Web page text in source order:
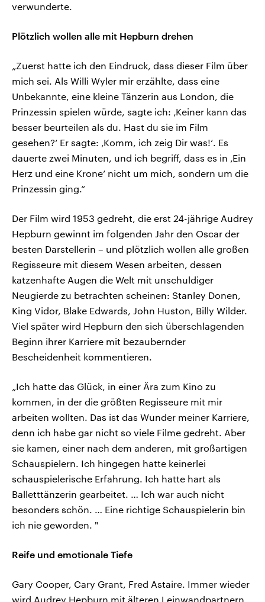
verwunderte.
Plötzlich wollen alle mit Hepburn drehen
„Zuerst hatte ich den Eindruck, dass dieser Film über
mich sei. Als Willi Wyler mir erzählte, dass eine
Unbekannte, eine kleine Tänzerin aus London, die
Prinzessin spielen würde, sagte ich: ‚Keiner kann das
besser beurteilen als du. Hast du sie im Film
gesehen?‘ Er sagte: ‚Komm, ich zeig Dir was!‘. Es
dauerte zwei Minuten, und ich begriff, dass es in ‚Ein
Herz und eine Krone‘ nicht um mich, sondern um die
Prinzessin ging.“
Der Film wird 1953 gedreht, die erst 24-jährige Audrey
Hepburn gewinnt im folgenden Jahr den Oscar der
besten Darstellerin – und plötzlich wollen alle großen
Regisseure mit diesem Wesen arbeiten, dessen
katzenhafte Augen die Welt mit unschuldiger
Neugierde zu betrachten scheinen: Stanley Donen,
King Vidor, Blake Edwards, John Huston, Billy Wilder.
Viel später wird Hepburn den sich überschlagenden
Beginn ihrer Karriere mit bezaubernder
Bescheidenheit kommentieren.
„Ich hatte das Glück, in einer Ära zum Kino zu
kommen, in der die größten Regisseure mit mir
arbeiten wollten. Das ist das Wunder meiner Karriere,
denn ich habe gar nicht so viele Filme gedreht. Aber
sie kamen, einer nach dem anderen, mit großartigen
Schauspielern. Ich hingegen hatte keinerlei
schauspielerische Erfahrung. Ich hatte hart als
Balletttänzerin gearbeitet. … Ich war auch nicht
besonders schön. … Eine richtige Schauspielerin bin
ich nie geworden. "
Reife und emotionale Tiefe
Gary Cooper, Cary Grant, Fred Astaire. Immer wieder
wird Audrey Hepburn mit älteren Leinwandpartnern